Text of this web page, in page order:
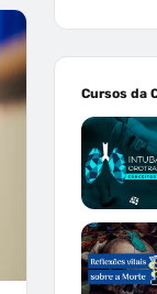
Cursos da